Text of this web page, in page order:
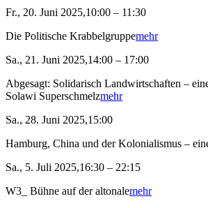
Fr., 20. Juni 2025,10:00 – 11:30
Die Politische Krabbelgruppemehr
Sa., 21. Juni 2025,14:00 – 17:00
Abgesagt: Solidarisch Landwirtschaften –
Solawi Superschmelzmehr
Sa., 28. Juni 2025,15:00
Hamburg, China und der Kolonialismus –
Sa., 5. Juli 2025,16:30 – 22:15
W3_ Bühne auf der altonalemehr